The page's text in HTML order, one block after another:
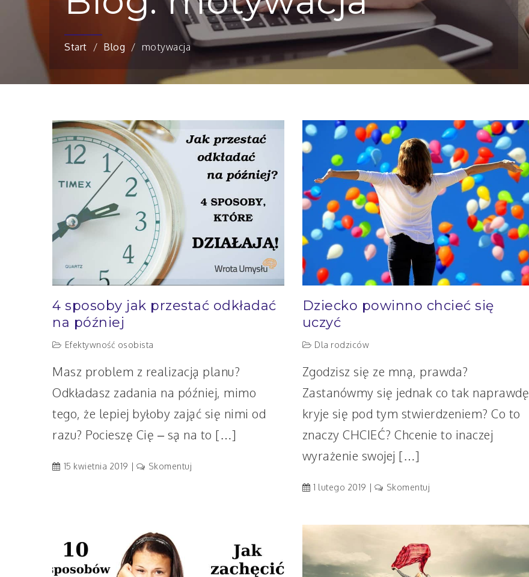
Start Blog motywacja
4 sposoby jak przestać odkładać
na później
Efektywność osobista
Masz problem z realizacją planu?
Odkładasz zadania na później, mimo
tego, że lepiej byłoby zająć się nimi od
razu? Pocieszę Cię – są na to […]
15 kwietnia 2019 Skomentuj
później
Dziecko powinno chcieć się
uczyć
Dla rodziców
Zgodzisz się ze mną, prawda?
Zastanówmy się jednak co tak naprawdę
kryje się pod tym stwierdzeniem? Co to
znaczy CHCIEĆ? Chcenie to inaczej
wyrażenie swojej […]
1 lutego 2019 Skomentuj
uczyć